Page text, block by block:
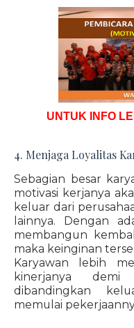
UNTUK INFO
4. Menjaga Loyalitas
Sebagian besar
motivasi kerjanya
keluar dari
lainnya. Dengan
membangun
maka keinginan
Karyawan lebih
kinerjanya demi
dibandingkan
memulai